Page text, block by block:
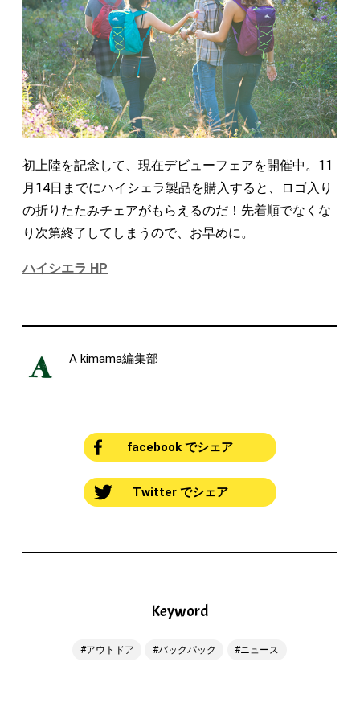
初上陸を記念して、現在デビューフェアを開催中。11
月14日までにハイシェラ製品を購入すると、ロゴ入り
の折りたたみチェアがもらえるのだ！先着順でなくな
り次第終了してしまうので、お早めに。
ハイシエラ HP
A kimama編集部
facebook でシェア
Twitter でシェア
Keyword
アウトドア バックパック ニュース